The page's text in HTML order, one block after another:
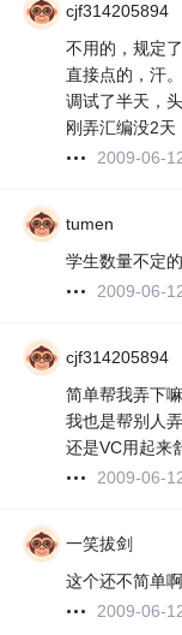
cjf314205894
不用的，规定
直接点的，汗。
调试了半天，
刚弄汇编没2天
2009-06-
tumen
学生数量不定
2009-06-
cjf314205894
简单帮我弄下
我也是帮别人
还是VC用起来
2009-06-
一笑拔剑
这个还不简单啊
2009-06-